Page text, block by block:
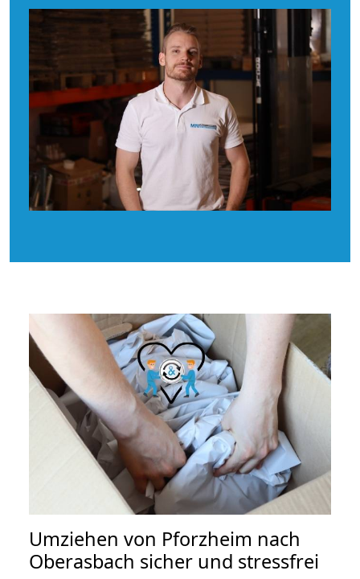
Umziehen von Pforzheim nach
Oberasbach sicher und stressfrei